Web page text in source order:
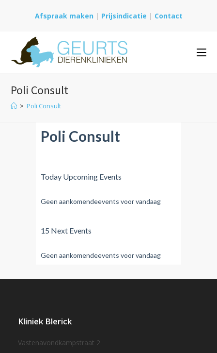
Afspraak maken | Prijsindicatie | Contact
Poli Consult
> Poli Consult
Poli Consult
Today Upcoming Events
Geen aankomendeevents voor vandaag
15 Next Events
Geen aankomendeevents voor vandaag
Kliniek Blerick
Vastenavondkampstraat 2